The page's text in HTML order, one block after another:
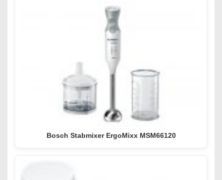
Bosch Stabmixer ErgoMixx MSM66120